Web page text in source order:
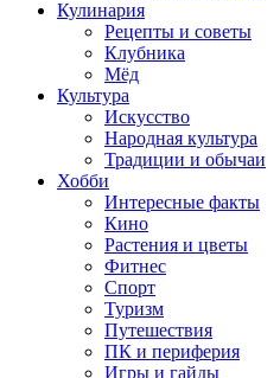
Кулинария
Рецепты и советы
Клубника
Мёд
Культура
Искусство
Народная культура
Традиции и обычаи
Хобби
Интересные факты
Кино
Растения и цветы
Фитнес
Спорт
Туризм
Путешествия
ПК и периферия
Игры и гайды